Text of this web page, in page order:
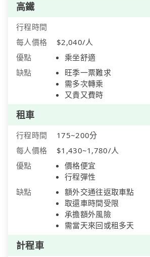
高鐵
行程時間
每人價格
$2,040/人
優點
乘坐舒適
缺點
旺季一票難求
需多次轉乘
又貴又費時
租車
行程時間
175~200分
每人價格
$1,430~1,780/人
優點
價格便宜
行程彈性
缺點
額外交通往返取車點
取還車時間受限
承擔額外風險
需當天來回或租多天
計程車